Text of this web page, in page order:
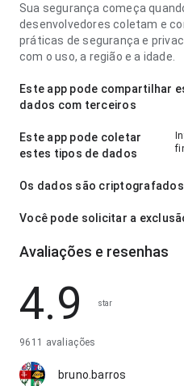
Sua segurança começa
desenvolvedores coletam e
práticas de segurança e
com o uso, a região e a idade.
Este app pode compartilhar
dados com terceiros
Este app pode coletar
estes tipos de dados
Os dados são
Você pode solicitar a
Avaliações e resenhas
4.9 star
9611 avaliações
bruno.barros